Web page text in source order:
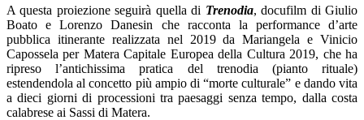
A questa proiezione seguirà quella di Trenodia, docufilm di Giulio
Boato e Lorenzo Danesin che racconta la performance d’arte
pubblica itinerante realizzata nel 2019 da Mariangela e Vinicio
Capossela per Matera Capitale Europea della Cultura 2019, che ha
ripreso l’antichissima pratica del trenodia (pianto rituale)
estendendola al concetto più ampio di “morte culturale” e dando vita
a dieci giorni di processioni tra paesaggi senza tempo, dalla costa
calabrese ai Sassi di Matera.